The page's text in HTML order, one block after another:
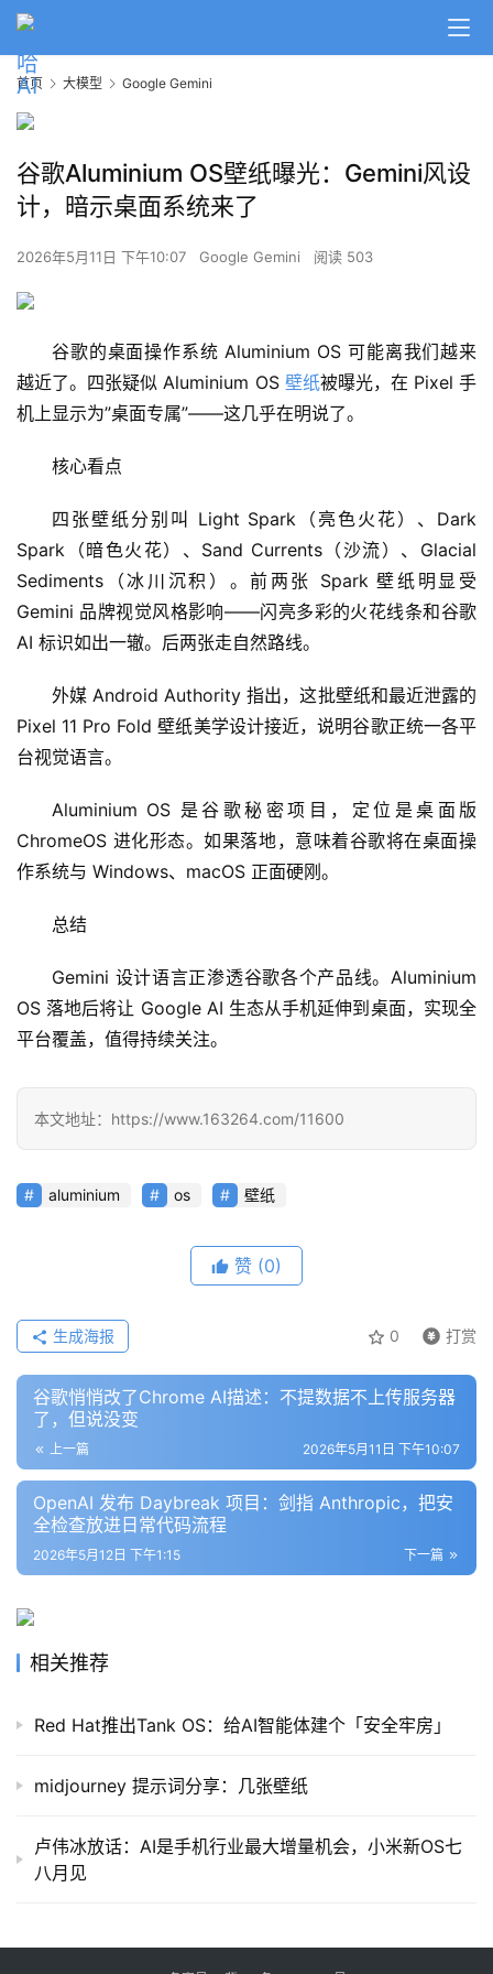
A
I
报
源
项
应
业
/
教
程
型
框
架
报
告
登录
首页 大模型 Google Gemini
谷歌Aluminium OS壁纸曝光：Gemini风设
计，暗示桌面系统来了
2026年5月11日 下午10:07 Google Gemini 阅读 503
谷歌的桌面操作系统 Aluminium OS 可能离我们越来
越近了。四张疑似 Aluminium OS 壁纸被曝光，在 Pixel 手
机上显示为”桌面专属”——这几乎在明说了。
核心看点
四张壁纸分别叫 Light Spark（亮色火花）、Dark
Spark（暗色火花）、Sand Currents（沙流）、Glacial
Sediments（冰川沉积）。前两张 Spark 壁纸明显受
Gemini 品牌视觉风格影响——闪亮多彩的火花线条和谷歌
AI 标识如出一辙。后两张走自然路线。
外媒 Android Authority 指出，这批壁纸和最近泄露的
Pixel 11 Pro Fold 壁纸美学设计接近，说明谷歌正统一各平
台视觉语言。
Aluminium OS 是谷歌秘密项目，定位是桌面版
ChromeOS 进化形态。如果落地，意味着谷歌将在桌面操
作系统与 Windows、macOS 正面硬刚。
总结
Gemini 设计语言正渗透谷歌各个产品线。Aluminium
OS 落地后将让 Google AI 生态从手机延伸到桌面，实现全
平台覆盖，值得持续关注。
本文地址：https://www.163264.com/11600
aluminium os 壁纸
赞 (0)
0 打赏
生成海报
谷歌悄悄改了Chrome AI描述：不提数据不上传服务器
了，但说没变
上一篇 2026年5月11日 下午10:07
OpenAI 发布 Daybreak 项目：剑指 Anthropic，把安
全检查放进日常代码流程
下一篇
2026年5月12日 下午1:15
相关推荐
Red Hat推出Tank OS：给AI智能体建个「安全牢房」
midjourney 提示词分享：几张壁纸
卢伟冰放话：AI是手机行业最大增量机会，小米新OS七
八月见